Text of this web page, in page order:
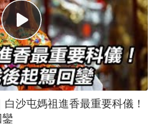
沙屯媽祖進香最重要科儀！
鑾